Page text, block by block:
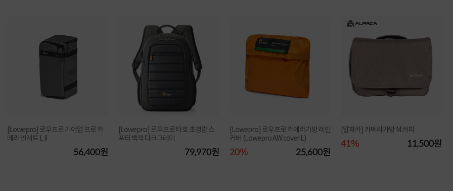
[Lowepro] 로우프로 기어업 프로 카
메라 인서트 L II
56,400원
[Lowepro] 로우프로 타호 초경량 스
포티 백팩 다크그레이
79,970원
[Lowepro] 로우프로 카메라가방 레인
커버 (Lowepro AW cover L)
20% 25,600원
[알파카] 카메라가방 M 커피
41% 11,500원